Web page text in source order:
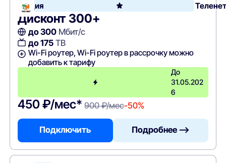
Акция
Дисконт 300+
до 300Мбит/с
до 175ТВ
Wi-Fi роутер, Wi-Fi роутер в рассрочку можно
добавить к тарифу
До
31.05.202
6
450 ₽/мес* 900 ₽/мес-50%
Подключить Подробнее —>